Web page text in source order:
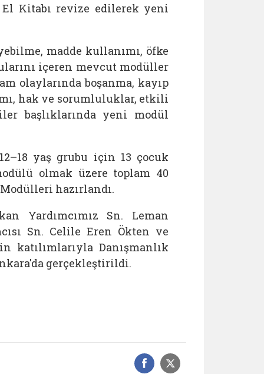
El Kitabı revize edilerek yeni
madde kullanımı, öfke
içeren mevcut modüller
olaylarında boşanma, kayıp
hak ve sorumluluklar, etkili
başlıklarında yeni modül
yaş grubu için 13 çocuk
olmak üzere toplam 40
hazırlandı.
Yardımcımız Sn. Leman
Sn. Celile Eren Ökten ve
katılımlarıyla Danışmanlık
gerçekleştirildi.
Facebook
Sosyal